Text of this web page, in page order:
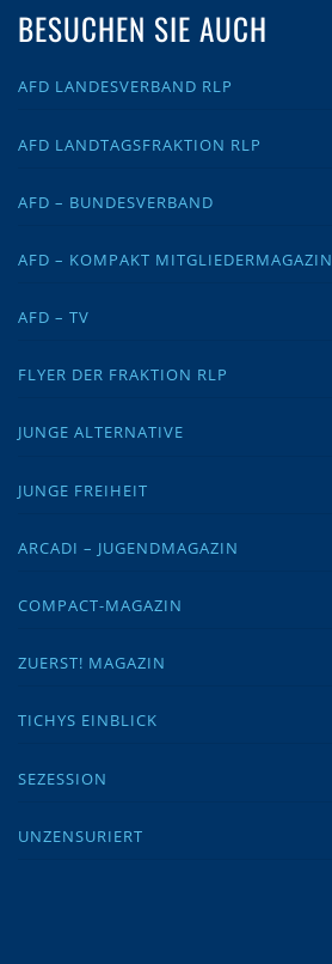
BESUCHEN SIE AUCH
AFD LANDESVERBAND RLP
AFD LANDTAGSFRAKTION RLP
AFD – BUNDESVERBAND
AFD – KOMPAKT MITGLIEDERMAGAZIN
AFD – TV
FLYER DER FRAKTION RLP
JUNGE ALTERNATIVE
JUNGE FREIHEIT
ARCADI – JUGENDMAGAZIN
COMPACT-MAGAZIN
ZUERST! MAGAZIN
TICHYS EINBLICK
SEZESSION
UNZENSURIERT